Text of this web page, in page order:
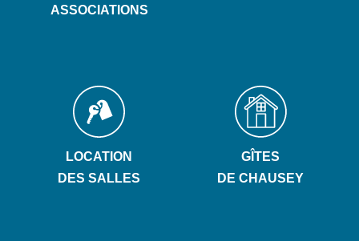
ASSOCIATIONS
LOCATION
DES SALLES
GÎTES
DE CHAUSEY